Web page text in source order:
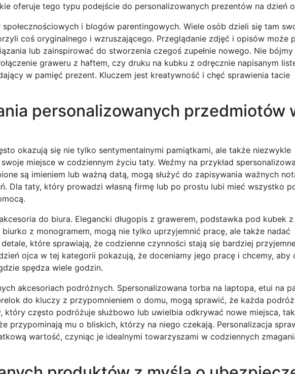
oferuje tego typu podejście do personalizowanych prezentów na dzień
i blogów parentingowych. Wiele osób dzieli się tam
coś oryginalnego i wzruszającego. Przeglądanie zdjęć i opisów może
lub zainspirować do stworzenia czegoś zupełnie nowego. Nie bójmy
graweru z haftem, czy druku na kubku z odręcznie napisanym
w pamięć prezent. Kluczem jest kreatywność i chęć sprawienia tacie
personalizowanych przedmiotów
okazują się nie tylko sentymentalnymi pamiątkami, ale także niezwykle
miejsce w codziennym życiu taty. Weźmy na przykład
są imieniem lub ważną datą, mogą służyć do zapisywania ważnych
Dla taty, który prowadzi własną firmę lub po prostu lubi mieć wszystko
do biura. Elegancki długopis z grawerem, podstawka pod kubek z
z monogramem, mogą nie tylko uprzyjemnić pracę, ale także nadać
które sprawiają, że codzienne czynności stają się bardziej
ojca w tej kategorii pokazują, że doceniamy jego pracę i chcemy, aby
spędza wiele godzin.
akcesoriach podróżnych. Spersonalizowana torba na laptopa, etui na
do kluczy z przypomnieniem o domu, mogą sprawić, że każda
często podróżuje służbowo lub uwielbia odkrywać nowe miejsca,
przypominają mu o bliskich, którzy na niego czekają. Personalizacja
wartość, czyniąc je idealnymi towarzyszami w codziennych